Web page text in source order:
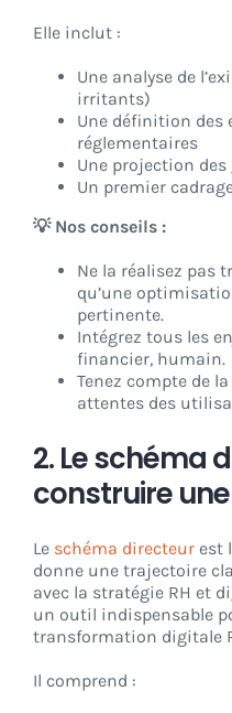
Elle inclut :
Une analyse de
irritants)
Une définition des
réglementaires
Une projection
Un premier
💡 Nos conseils :
Ne la réalisez pas
qu’une
pertinente.
Intégrez tous les
financier, humain.
Tenez compte de
attentes des
2. Le schéma
construire
Le schéma directeur est
donne une trajectoire
avec la stratégie RH et
un outil indispensable
transformation digitale
Il comprend :